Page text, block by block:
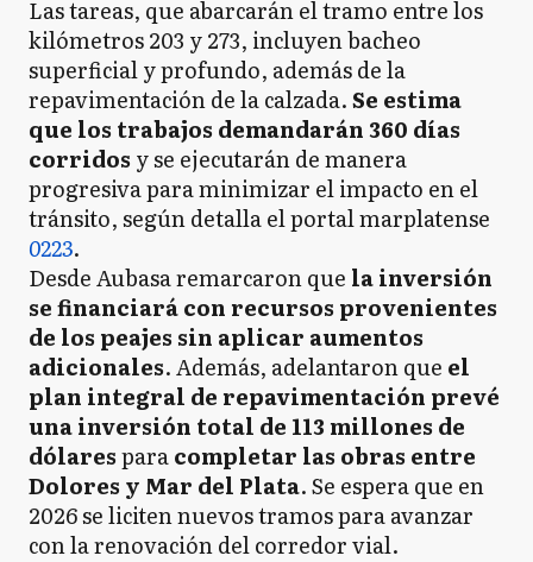
Las tareas, que abarcarán el tramo entre los
kilómetros 203 y 273, incluyen bacheo
superficial y profundo, además de la
repavimentación de la calzada.Se estima
que los trabajos demandarán 360 días
corridos y se ejecutarán de manera
progresiva para minimizar el impacto en el
tránsito, según detalla el portal marplatense
0223.
Desde Aubasa remarcaron que la inversión
se financiará con recursos provenientes
de los peajes sin aplicar aumentos
adicionales. Además, adelantaron que el
plan integral de repavimentación prevé
una inversión total de 113 millones de
dólaresparacompletar las obras entre
Dolores y Mar del Plata. Se espera que en
2026 se liciten nuevos tramos para avanzar
con la renovación del corredor vial.